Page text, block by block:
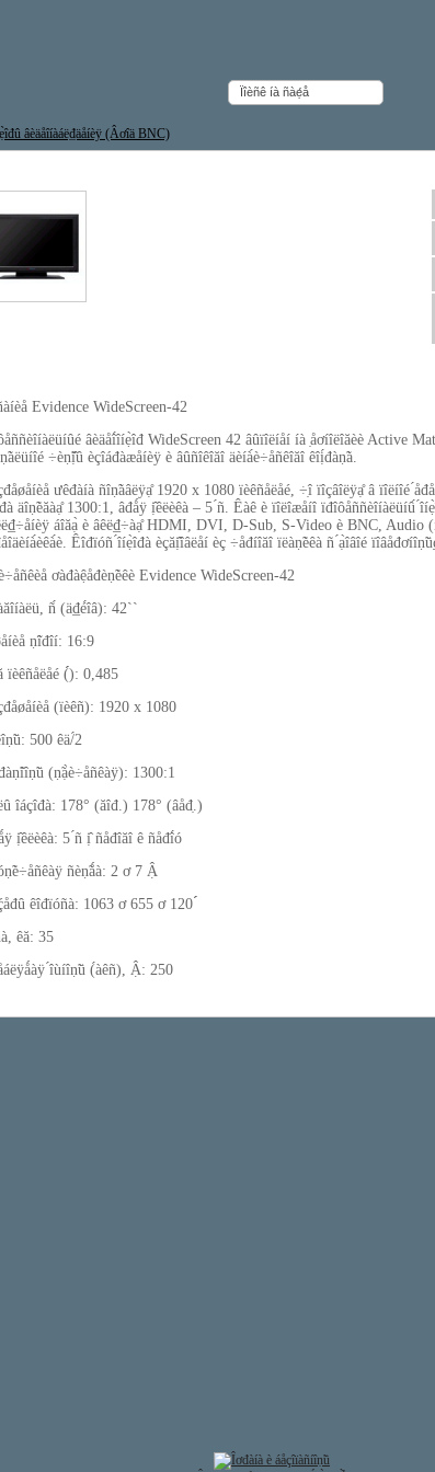
âèäåîíàáë₫äåíèÿ (Âơîä BNC)
Evidence WideScreen-42
âèäåî́îíẹ̀îđ WideScreen 42 âûïîëíåí íà ̣åơíîëîăèè Active
÷èṇ̃ị̂û èçîáđàæåíèÿ è âûñîêîăî äèíà́è÷åñêîăî êîị́đàṇ̃à.
ưêđàíà ñîṇ̃àâëÿạ̊ 1920 x 1080 ïèêñåëåé, ÷̣î ïîçâîëÿạ̊ â ïîëíîé
äîṇ̃èăàạ̊ 1300:1, âđǻÿ ị̂êëèêà – 5 ́ñ. Êàê è ïîëîæåíî ïđîôåññèîíàëüíû́
áîăạ̀ è âêë₫÷àạ̊ HDMI, DVI, D-Sub, S-Video è BNC,
Êîđïóñ ́îíẹ̀îđà èçăị̂îâëåí èç ÷åđíîăî ïëàṇ̃èêà ñ ́ạ̀îâîé
ơàđàệåđèṇ̃èêè Evidence WideScreen-42
ñ́ (ä₫é́îâ): 42``
ṇ̃îđîí: 16:9
ïèêñåëåé (́́): 0,485
(ïèêñ): 1920 x 1080
500 êä/́2
(ṇ̃ạ̀è÷åñêàÿ): 1300:1
îáçîđà: 178° (ăîđ.) 178° (âåđ̣.)
ị̂êëèêà: 5 ́ñ ị̂ ñåđîăî ê ñåđî́ó
ñèṇ̃ǻà: 2 ơ 7 Ậ
êîđïóñà: 1063 ơ 655 ơ 120
êă: 35
́îùíîṇ̃ü (́àêñ), Ậ: 250